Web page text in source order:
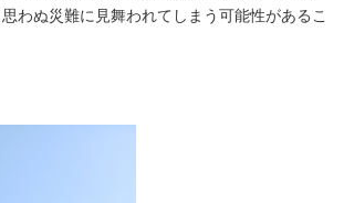
わぬ災難に見舞われてしまう可能性があるこ